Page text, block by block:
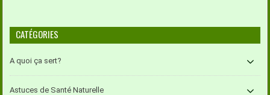
CATÉGORIES
A quoi ça sert?
Astuces de Santé Naturelle